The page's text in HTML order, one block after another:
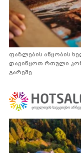
ფაზლების აწყობის
დავიწყოთ რთული
გარეშე